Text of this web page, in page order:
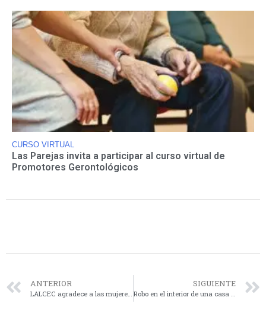
CURSO VIRTUAL
Las Parejas invita a participar al curso virtual de
Promotores Gerontológicos
ANTERIOR SIGUIENTE